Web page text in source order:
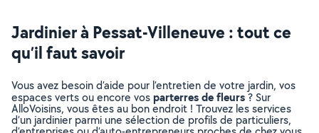
Jardinier à Pessat-Villeneuve : tout ce
qu’il faut savoir
Vous avez besoin d’aide pour l’entretien de votre jardin, vos
espaces verts ou encore vosparterres de fleurs? Sur
AlloVoisins, vous êtes au bon endroit ! Trouvez les services
d’un jardinier parmi une sélection de profils de particuliers,